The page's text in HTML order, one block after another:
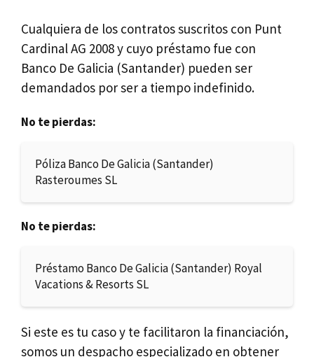
Cualquiera de los contratos suscritos con Punt
Cardinal AG 2008 y cuyo préstamo fue con
Banco De Galicia (Santander) pueden ser
demandados por ser a tiempo indefinido.
No te pierdas:
Póliza Banco De Galicia (Santander)
Rasteroumes SL
No te pierdas:
Préstamo Banco De Galicia (Santander) Royal
Vacations & Resorts SL
Si este es tu caso y te facilitaron la financiación,
somos un despacho especializado en obtener